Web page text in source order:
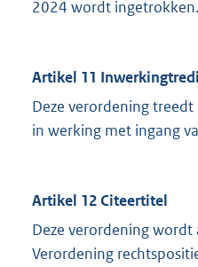
2024 wordt ingetrokken.
Artikel 11
Deze verordening
in werking met ingang
Artikel 12 Citeertitel
Deze verordening wordt
Verordening